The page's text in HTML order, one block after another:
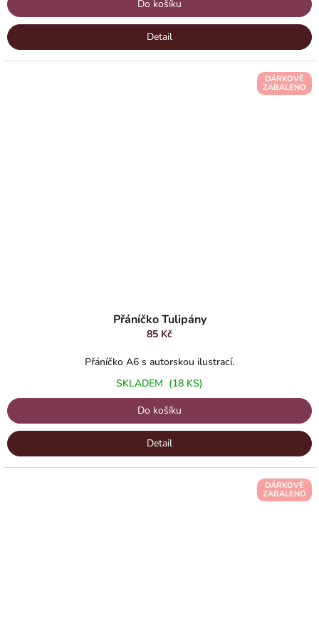
Do košíku
Detail
DÁRKOVĚ
ZABALENO
Přáníčko Tulipány
85 Kč
Přáníčko A6 s autorskou ilustrací.
SKLADEM (18 KS)
Do košíku
Detail
DÁRKOVĚ
ZABALENO